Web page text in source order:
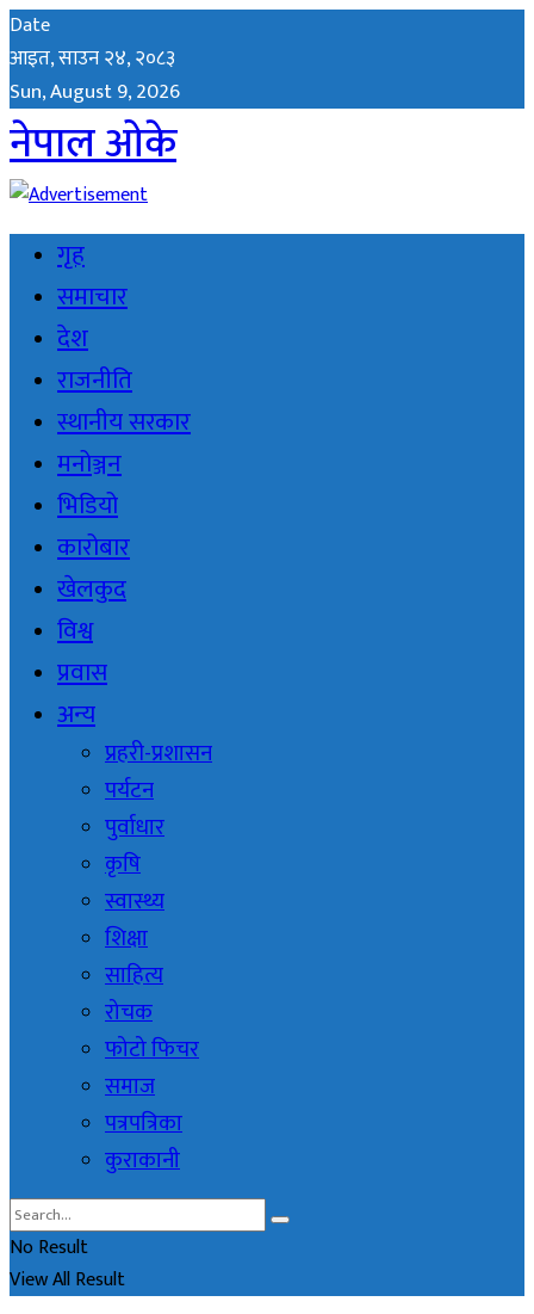
Date
आइत, साउन २४, २०८३
Sun, August 9, 2026
नेपाल ओके
गृह
समाचार
देश
राजनीति
स्थानीय सरकार
मनोञ्जन
भिडियो
कारोबार
खेलकुद
विश्व
प्रवास
अन्य
प्रहरी-प्रशासन
पर्यटन
पुर्वाधार
कृषि
स्वास्थ्य
शिक्षा
साहित्य
रोचक
फोटो फिचर
समाज
पत्रपत्रिका
कुराकानी
No Result
View All Result